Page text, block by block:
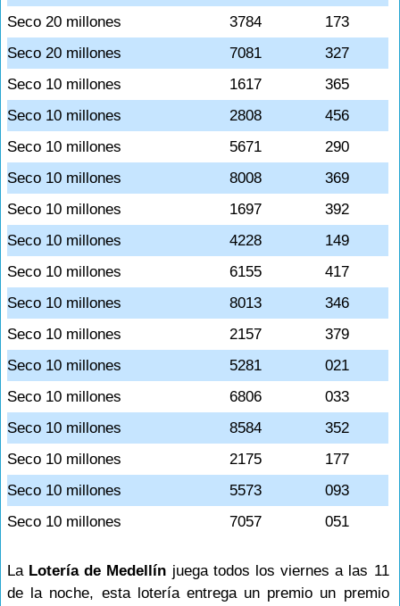
Seco 20 millones
3784
173
Seco 20 millones
7081
327
Seco 10 millones
1617
365
Seco 10 millones
2808
456
Seco 10 millones
5671
290
Seco 10 millones
8008
369
Seco 10 millones
1697
392
Seco 10 millones
4228
149
Seco 10 millones
6155
417
Seco 10 millones
8013
346
Seco 10 millones
2157
379
Seco 10 millones
5281
021
Seco 10 millones
6806
033
Seco 10 millones
8584
352
Seco 10 millones
2175
177
Seco 10 millones
5573
093
Seco 10 millones
7057 051
La Lotería de Medellín juega todos los viernes a las 11
de la noche, esta lotería entrega un premio un premio